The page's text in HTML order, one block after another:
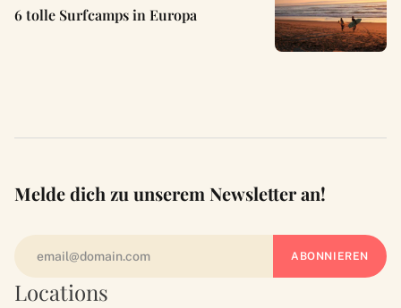
6 tolle Surfcamps in Europa
Locations
Melde dich zu unserem Newsletter an!